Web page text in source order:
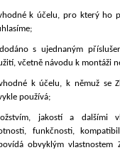
k účelu, pro který ho
s ujednaným
včetně návodu k montáži
k účelu, k němuž se
používá;
jakostí a dalšími
funkčnosti,
obvyklým vlastnostem